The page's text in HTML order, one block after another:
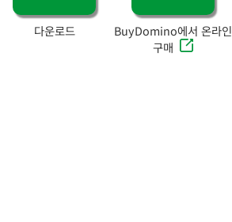
다운로드
BuyDomino에서 온라인
구매